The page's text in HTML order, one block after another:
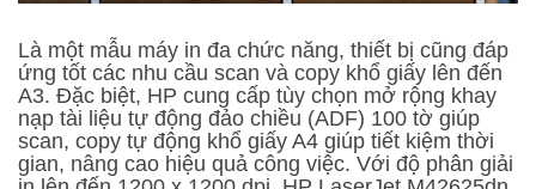
Là một mẫu máy in đa chức năng, thiết bị cũng đáp
ứng tốt các nhu cầu scan và copy khổ giấy lên đến
A3. Đặc biệt, HP cung cấp tùy chọn mở rộng khay
nạp tài liệu tự động đảo chiều (ADF) 100 tờ giúp
scan, copy tự động khổ giấy A4 giúp tiết kiệm thời
gian, nâng cao hiệu quả công việc. Với độ phân giải